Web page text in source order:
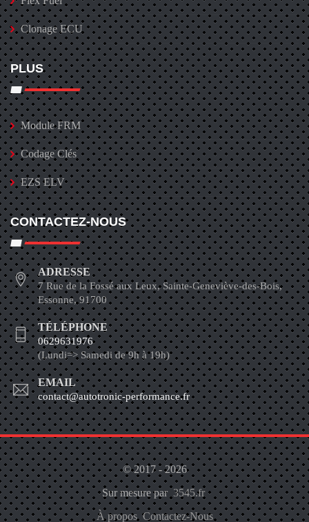
Clonage ECU
PLUS
Module FRM
Codage Clés
EZS ELV
CONTACTEZ-NOUS
ADRESSE
7 Rue de la Fossé aux Leux, Sainte-Geneviève-des-Bois,
Essonne, 91700
TÉLÉPHONE
0629631976
(Lundi=> Samedi de 9h à 19h)
EMAIL
contact@autotronic-performance.fr
© 2017 - 2026
Sur mesure par 3545.fr
À propos Contactez-Nous